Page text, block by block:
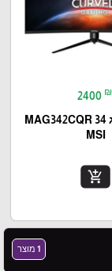
2400 ₪
מסך גיימינג 34 MAG342CQR
MSI
add_shopping_cart
1 מוצר